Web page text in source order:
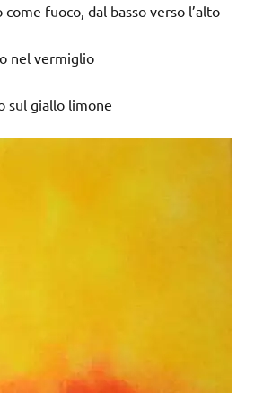
fuoco, dal basso verso l’alto
nel vermiglio
sul giallo limone